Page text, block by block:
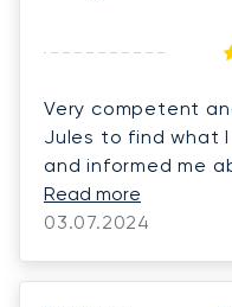
Very competent
Jules to find what
and informed me
Thanks.
Read more
03.07.2024